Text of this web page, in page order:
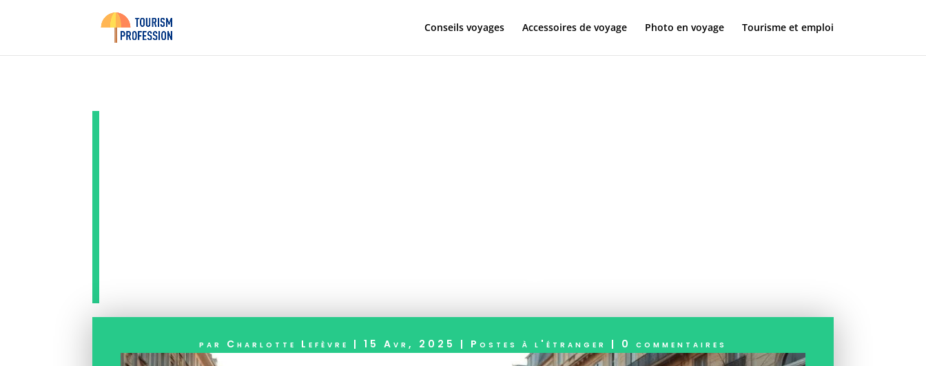
Conseils voyages Accessoires de voyage Photo en voyage Tourisme et emploi
par Charlotte Lefèvre | 15 Avr, 2025 | Postes à l'étranger | 0 commentaires